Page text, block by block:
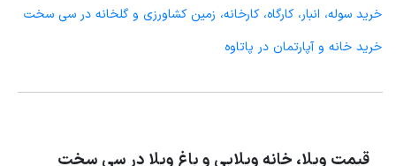
خرید سوله، انبار، کارگاه، کارخانه، زمین کشاورزی و گلخانه در سی سخت
خرید خانه و آپارتمان در پاتاوه
قیمت ویلا، خانه ویلایی و باغ ویلا در سی سخت